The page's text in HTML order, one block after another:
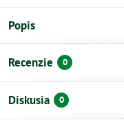
Popis
Recenzie 0
Diskusia 0